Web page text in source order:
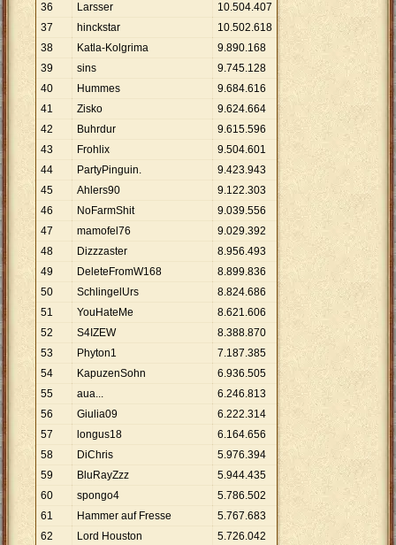
36
Larsser 10.504.407
37
hinckstar 10.502.618
38
Katla-Kolgrima 9.890.168
39
sins 9.745.128
40
Hummes 9.684.616
41
Zisko 9.624.664
42
Buhrdur 9.615.596
43
Frohlix 9.504.601
44
PartyPinguin. 9.423.943
45
Ahlers90 9.122.303
46
NoFarmShit 9.039.556
47
mamofel76 9.029.392
48
Dizzzaster 8.956.493
49
DeleteFromW168 8.899.836
50
SchlingelUrs 8.824.686
51
YouHateMe 8.621.606
52
S4IZEW 8.388.870
53
Phyton1 7.187.385
54
KapuzenSohn 6.936.505
55
aua... 6.246.813
56
Giulia09 6.222.314
57
longus18 6.164.656
58
DiChris 5.976.394
59
BluRayZzz 5.944.435
60
spongo4 5.786.502
61
Hammer auf Fresse 5.767.683
62
Lord Houston 5.726.042